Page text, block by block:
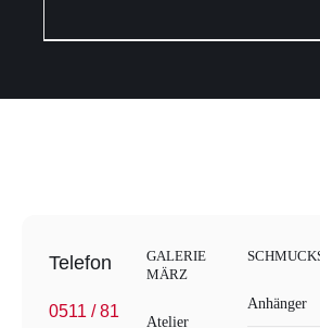
Telefon
0511 / 81
GALERIE
MÄRZ
Atelier
Anhänger